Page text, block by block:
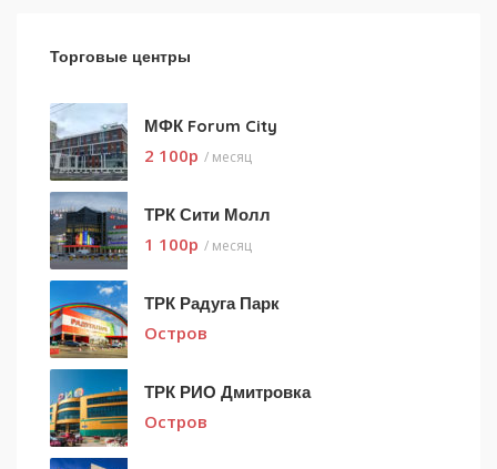
Торговые центры
МФК Forum City
2 100p / месяц
ТРК Сити Молл
1 100p / месяц
ТРК Радуга Парк
Остров
ТРК РИО Дмитровка
Остров